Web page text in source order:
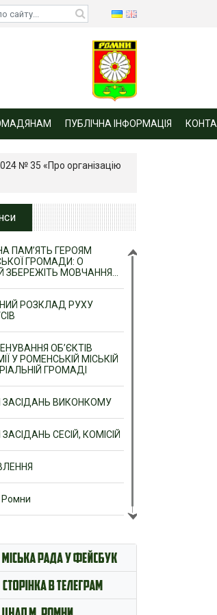
ПУБЛІЧНА ІНФОРМАЦІЯ
№ 35 «Про організацію
ПАМ’ЯТЬ ГЕРОЯМ
ГРОМАДИ: О
ЗБЕРЕЖІТЬ МОВЧАННЯ…
РОЗКЛАД РУХУ
ОБ’ЄКТІВ
У РОМЕНСЬКІЙ МІСЬКІЙ
ГРОМАДІ
ЗАСІДАНЬ ВИКОНКОМУ
СЕСІЙ, КОМІСІЙ